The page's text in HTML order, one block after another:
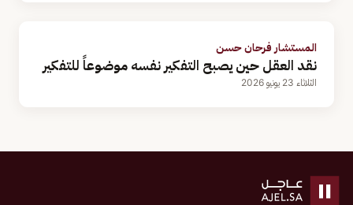
المستشار فرحان حسن
نقد العقل حين يصبح التفكير نفسه موضوعاً للتفكير
الثلاثاء 23 يونيو 2026